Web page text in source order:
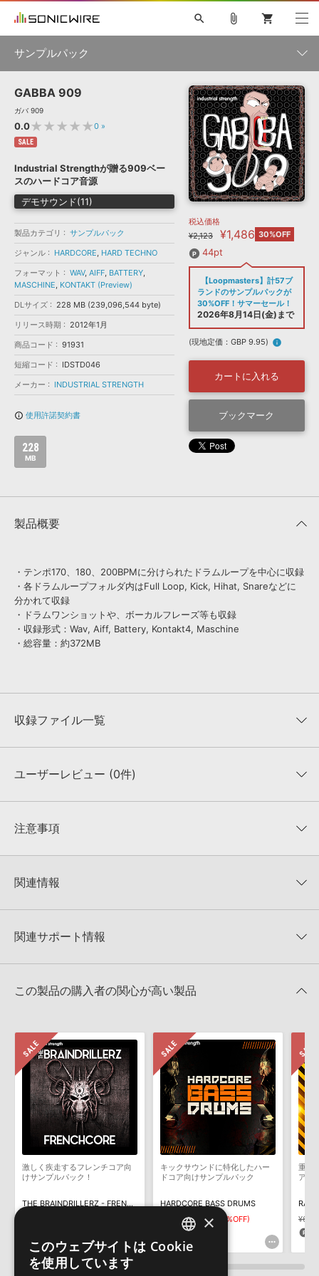
ソフト音源 »
プラグイン・エフェクト »
サンプルパック »
ソフトウェア／ツール »
DAW »
効果音 »
BGM »
特集 »
ニュースレター »
SONICWIREブログ »
製品サポート情報 »
DTMガイド »
FAQ »
お問い合わせ »
音楽カード
楽曲配信流通 サービス
無償のサウンド管理ソフト
次世代型 ボーカル・エディタ
SLS
search
初音ミク NT 巡音ルカ V4X
MEIKO V3
KAITO V3
TOONTRACK
SPITFIRE AUDIO
VIENNA
EZ DRUMMER 3
ライセンスフリーBGM
ボーカル抜き出し
DUBSTEP
ELECTRONICA
EDM TRANCE MUTANT
ROUTER.FM
ソフト音源 プラグイン・エフェクト
ソフトウェア／ツール 効果音
attach_file shopping_cart
サンプルパック
製品一覧
メーカー
フォーマット
ランキング
GABBA 909
ガバ 909
0.0★★★★★0 »
SALE
Industrial Strengthが贈る909ベー
スのハードコア音源
デモサウンド(11)
製品カテゴリ
サンプルパック
ジャンル
HARDCORE, HARD TECHNO
フォーマット
WAV, AIFF, BATTERY,
MASCHINE, KONTAKT (Preview)
DLサイズ
228 MB (239,096,544 byte)
リリース時期
2012年1月
商品コード
91931
短縮コード
IDSTD046
メーカー
INDUSTRIAL STRENGTH
info_outline 使用許諾契約書
228
MB
税込価格
¥2,123
¥1,486 30%OFF
44pt
【Loopmasters】計57ブ
ランドのサンプルパックが
30%OFF！サマーセール！
2026年8月14日(金)まで
(現地定価：GBP 9.95) info
カートに入れる
ブックマーク
製品概要
・テンポ170、180、200BPMに分けられたドラムループを中心に収録
・各ドラムループフォルダ内はFull Loop, Kick, Hihat, Snareなどに
分かれて収録
・ドラムワンショットや、ボーカルフレーズ等も収録
・収録形式：Wav, Aiff, Battery, Kontakt4, Maschine
・総容量：約372MB
収録ファイル一覧
収録ファイル一覧
ユーザーレビュー (0件)
★★★★★
★5
★4
★1
0%
注意事項
KONTAKTフォーマットは、
でお使いいただけます。無償版のKONTAKT PLAYERではお使いい
4GBを超えるデータに関するご注意：
FAT32でフォーマットされた
きます際には、NTFSやHFS＋でフォーマットされたHDDをご用意
いただく必要がございます。
知らせするメールの2通が送信されます。メールに記載されており
ます説明に沿って、製品のダウンロード／導入を行って下さい。
サンプルパック製品には、原則として日本語版操作マニュアルをご
用意しておりません。ご購入後のご不明点や詳細に関するお問い合
わせなどはテクニカルサポート
までご連絡ください。
デモソングは、製品収録サウンドを使ってできることを紹介するた
めのデモンストレーション用の楽曲です。原則として、デモソング
そのものをお使いいただくことはできません。また、デモソングを
構成する全てのサウンドが、サンプルパックに含まれていることを
保証するものではありません。
しかねます。
関連情報
マーセール！
関連サポート情報
2022.01.21
KONTAKT ライブラリのロード方法（Native Access 非対応製
品）
マークのついた情報は、該当する製品のご購入ユーザー様専用となって
おります。ご覧頂くには、該当する製品をご購入頂く必要がございます。
GABBA 909のサポート情報
この製品の購入者の関心が高い製品
激しく疾走するフレンチコア向
けサンプルパック！
THE BRAINDRILLERZ - FRENCHCORE
キックサウンドに特化したハー
ドコア向けサンプルパック
HARDCORE BASS DRUMS
¥2,332 ¥1,632(30%OFF)
48pt
重低
ア・
ENGLISH
×
このウェブサイトは Cookie
を使用しています